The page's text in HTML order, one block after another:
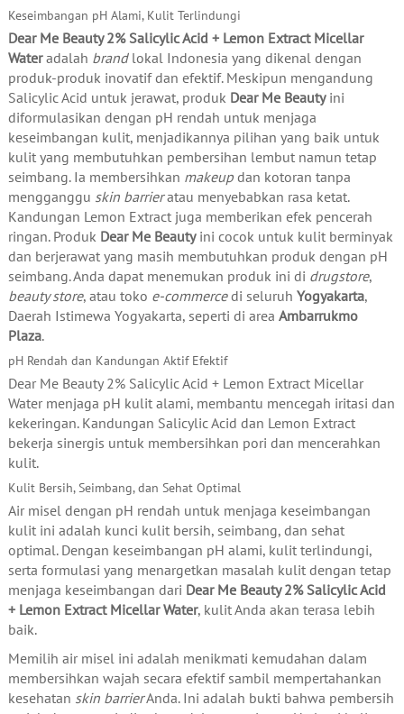
Keseimbangan pH Alami, Kulit Terlindungi
Dear Me Beauty 2% Salicylic Acid + Lemon Extract Micellar
Wateradalah brandlokal Indonesia yang dikenal dengan
produk-produk inovatif dan efektif. Meskipun mengandung
Salicylic Acid untuk jerawat, produk Dear Me Beautyini
diformulasikan dengan pH rendah untuk menjaga
keseimbangan kulit, menjadikannya pilihan yang baik untuk
kulit yang membutuhkan pembersihan lembut namun tetap
seimbang. Ia membersihkan makeupdan kotoran tanpa
mengganggu skin barrieratau menyebabkan rasa ketat.
Kandungan Lemon Extract juga memberikan efek pencerah
ringan. Produk Dear Me Beautyini cocok untuk kulit berminyak
dan berjerawat yang masih membutuhkan produk dengan pH
seimbang. Anda dapat menemukan produk ini di drugstore,
beauty store, atau toko e-commercedi seluruh Yogyakarta,
Daerah Istimewa Yogyakarta, seperti di area Ambarrukmo
Plaza.
pH Rendah dan Kandungan Aktif Efektif
Dear Me Beauty 2% Salicylic Acid + Lemon Extract Micellar
Water menjaga pH kulit alami, membantu mencegah iritasi dan
kekeringan. Kandungan Salicylic Acid dan Lemon Extract
bekerja sinergis untuk membersihkan pori dan mencerahkan
kulit.
Kulit Bersih, Seimbang, dan Sehat Optimal
Air misel dengan pH rendah untuk menjaga keseimbangan
kulit ini adalah kunci kulit bersih, seimbang, dan sehat
optimal. Dengan keseimbangan pH alami, kulit terlindungi,
serta formulasi yang menargetkan masalah kulit dengan tetap
menjaga keseimbangan dari Dear Me Beauty 2% Salicylic Acid
+ Lemon Extract Micellar Water, kulit Anda akan terasa lebih
baik.
Memilih air misel ini adalah menikmati kemudahan dalam
membersihkan wajah secara efektif sambil mempertahankan
kesehatan skin barrierAnda. Ini adalah bukti bahwa pembersih